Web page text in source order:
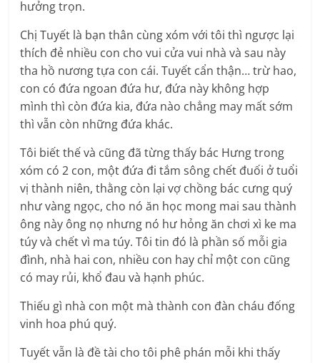
hưởng trọn.
Chị Tuyết là bạn thân cùng xóm với tôi thì ngược lại
thích đẻ nhiều con cho vui cửa vui nhà và sau này
tha hồ nương tựa con cái. Tuyết cẩn thận… trừ hao,
con có đứa ngoan đứa hư, đứa này không hợp
mình thì còn đứa kia, đứa nào chẳng may mất sớm
thì vẫn còn những đứa khác.
Tôi biết thế và cũng đã từng thấy bác Hưng trong
xóm có 2 con, một đứa đi tắm sông chết đuối ở tuổi
vị thành niên, thằng còn lại vợ chồng bác cưng quý
như vàng ngọc, cho nó ăn học mong mai sau thành
ông này ông nọ nhưng nó hư hỏng ăn chơi xì ke ma
túy và chết vì ma túy. Tôi tin đó là phần số mỗi gia
đình, nhà hai con, nhiều con hay chỉ một con cũng
có may rủi, khổ đau và hạnh phúc.
Thiếu gì nhà con một mà thành con đàn cháu đống
vinh hoa phú quý.
Tuyết vẫn là đề tài cho tôi phê phán mỗi khi thấy